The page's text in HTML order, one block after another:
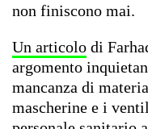
non finiscono mai.
Un articolo di
argomento
mancanza di
mascherine e i